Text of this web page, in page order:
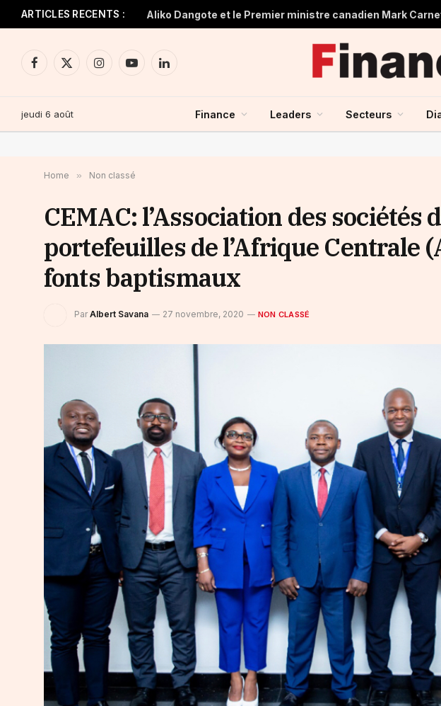
ARTICLES RECENTS :
Facebook
X
InstagramYouTubeLinkedIn
jeudi 6 août Finance Leaders Secteurs
Home » Non classé
CEMAC: l’Association des sociétés
portefeuilles de l’Afrique Centrale
fonts baptismaux
Par Albert Savana 27 novembre, 2020 NON CLASSÉ